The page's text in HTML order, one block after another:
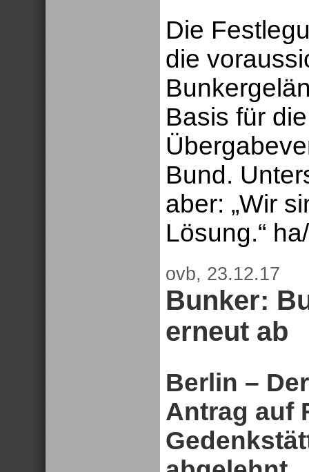
Die
die
Basis für
Bund.
aber: „Wir
Lösung.“
ovb, 23.12.17
Bunker:
erneut ab
Berlin –
Antrag auf